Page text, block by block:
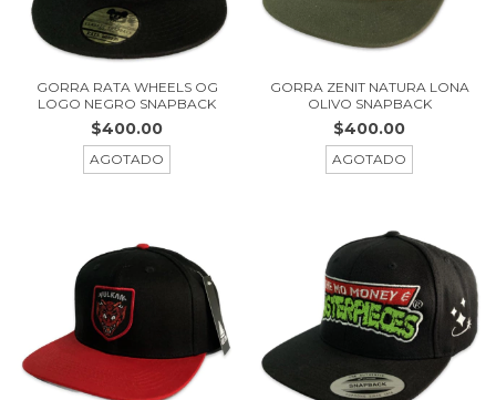
GORRA RATA WHEELS OG
LOGO NEGRO SNAPBACK
$400.00
AGOTADO
GORRA ZENIT NATURA LONA
OLIVO SNAPBACK
$400.00
AGOTADO